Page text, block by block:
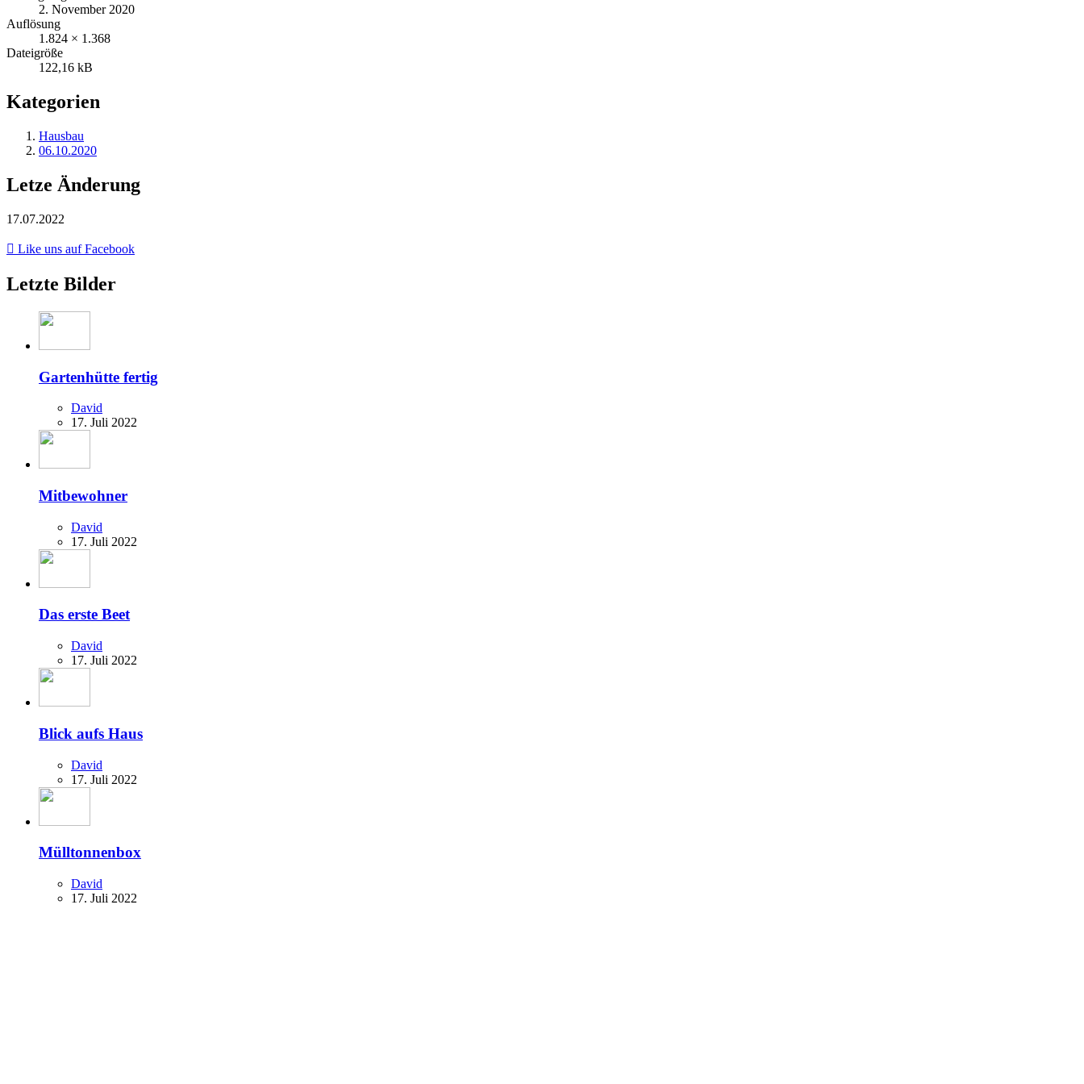
2. November 2020
Auflösung
1.824 × 1.368
Dateigröße
122,16 kB
Kategorien
Hausbau
06.10.2020
Letze Änderung
17.07.2022
Like uns auf Facebook
Letzte Bilder
Gartenhütte fertig
David
17. Juli 2022
Mitbewohner
David
17. Juli 2022
Das erste Beet
David
17. Juli 2022
Blick aufs Haus
David
17. Juli 2022
Mülltonnenbox
David
17. Juli 2022